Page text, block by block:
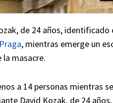
de 24 años,
Praga, mientras emerge un
la masacre.
a 14 personas mientras
David Kozak, de 24